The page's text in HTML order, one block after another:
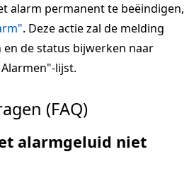
alarm permanent te beëindigen,
. Deze actie zal de melding
en de status bijwerken naar
lijst.
(FAQ)
alarmgeluid niet